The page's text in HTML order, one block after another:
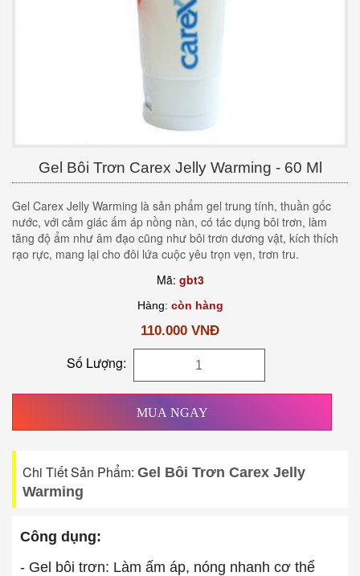
Gel Bôi Trơn Carex Jelly Warming - 60 Ml
Gel Carex Jelly Warming là sản phẩm gel trung tính, thuần gốc
nước, với cảm giác ấm áp nồng nàn, có tác dụng bôi trơn, làm
tăng độ ẩm như âm đạo cũng như bôi trơn dương vật, kích thích
rạo rực, mang lại cho đôi lứa cuộc yêu trọn vẹn, trơn tru.
Mã: gbt3
Hàng: còn hàng
110.000 VNĐ
Số Lượng:
MUA NGAY
Chi Tiết Sản Phẩm: Gel Bôi Trơn Carex Jelly
Warming
Công dụng:
- Gel bôi trơn: Làm ấm áp, nóng nhanh cơ thể